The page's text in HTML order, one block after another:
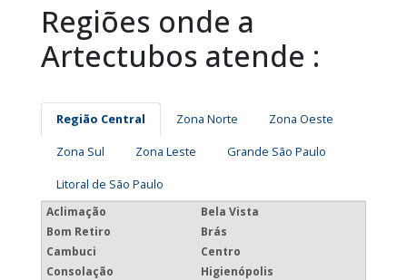
Regiões onde a
Artectubos atende :
Região Central Zona Norte
Zona Oeste
Zona Sul
Zona Leste
Grande São Paulo
Litoral de São Paulo
Aclimação
Bela Vista
Bom Retiro
Brás
Cambuci
Centro
Consolação
Higienópolis